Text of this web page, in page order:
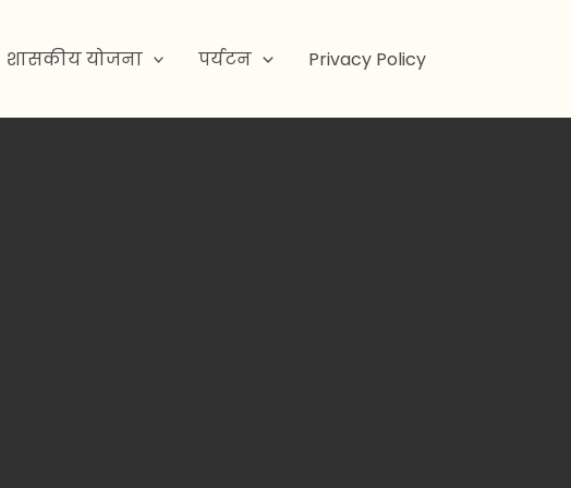
शासकीय योजना पर्यटन Privacy Policy